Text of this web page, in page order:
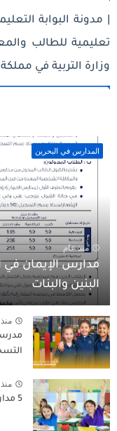
| مدونة البوابة
تعليمية للطالب
وزارة التربية في
المدارس في البحرين
منذ عام
مدارس الإيمان
البنين والبنات
5 مدارس هم الأفضل في البحرين